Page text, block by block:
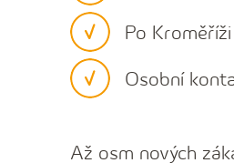
Po
Osobní
Až osm nových